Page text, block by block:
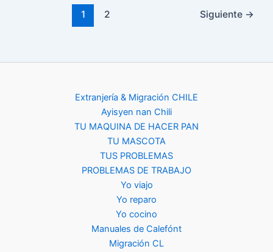
1 2 Siguiente →
Extranjería & Migración CHILE
Ayisyen nan Chili
TU MAQUINA DE HACER PAN
TU MASCOTA
TUS PROBLEMAS
PROBLEMAS DE TRABAJO
Yo viajo
Yo reparo
Yo cocino
Manuales de Calefónt
Migración CL